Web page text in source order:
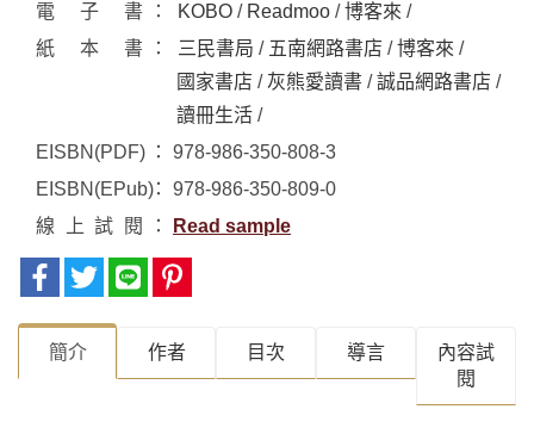
電子書 KOBO / Readmoo /博客來 /
紙本書
三民書局 / 五南網路書店 /博客來 /
國家書店 / 灰熊愛讀書 /誠品網路書店 /
讀冊生活 /
EISBN(PDF)
978-986-350-808-3
EISBN(EPub)
978-986-350-809-0
線上試閱
Read sample
簡介 作者 目次 導言
內容試
閱